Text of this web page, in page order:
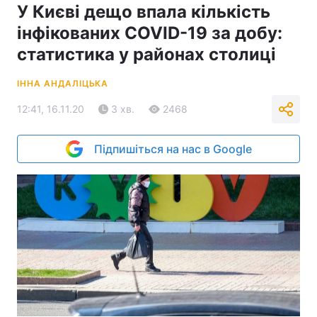
У Києві дещо впала кількість
інфікованих COVID-19 за добу:
статистика у районах столиці
ІННА АНДАЛІЦЬКА
12:41, 16.11.20 3 хв. 2468
Підпишіться на нас в Google